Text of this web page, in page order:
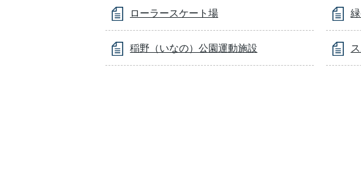
ローラースケート場
稲野（いなの）公園運動施設